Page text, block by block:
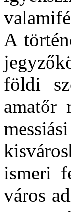
A
földi
amatőr
ismeri
város